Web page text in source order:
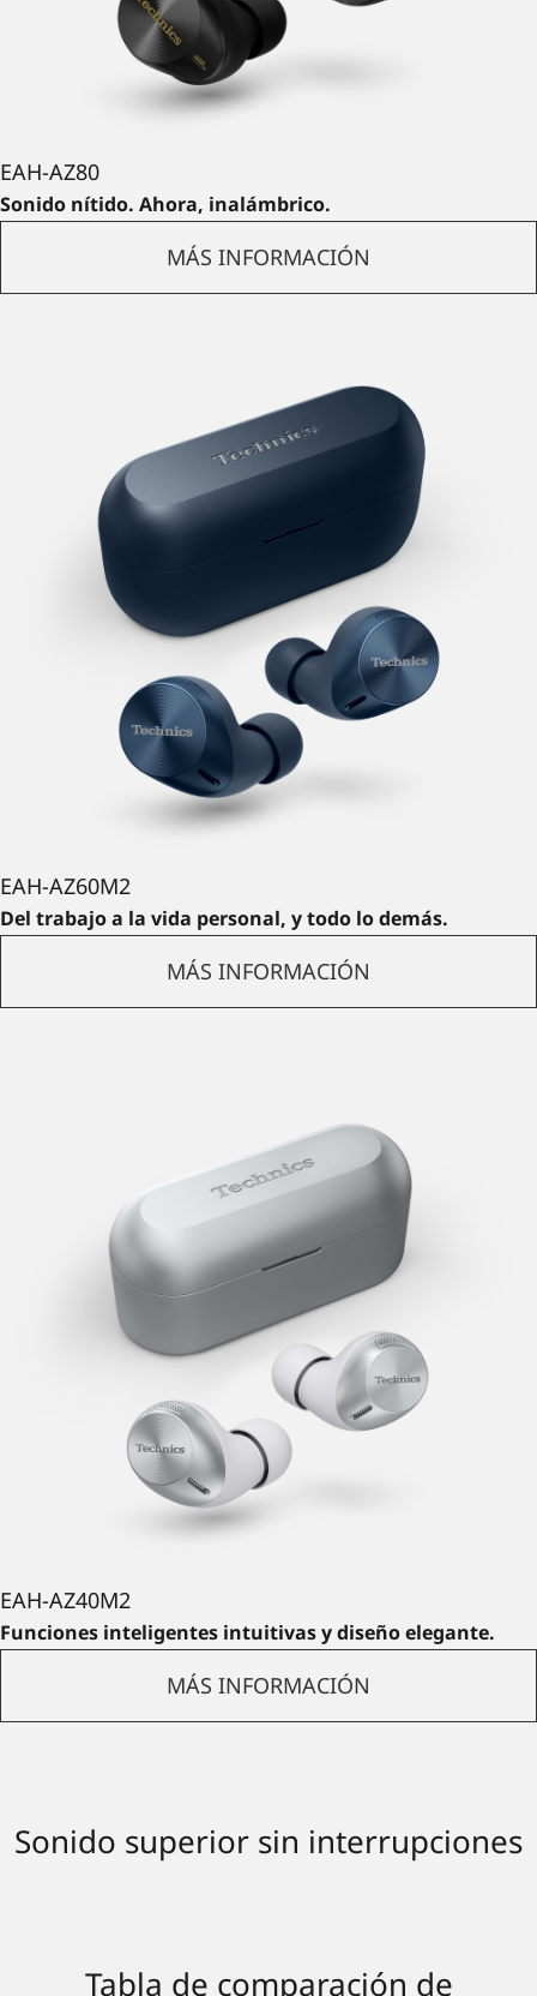
EAH-AZ80
Sonido nítido. Ahora, inalámbrico.
MÁS INFORMACIÓN
EAH-AZ60M2
Del trabajo a la vida personal, y todo lo demás.
MÁS INFORMACIÓN
EAH-AZ40M2
Funciones inteligentes intuitivas y diseño elegante.
MÁS INFORMACIÓN
Sonido superior sin interrupciones
Tabla de comparación de